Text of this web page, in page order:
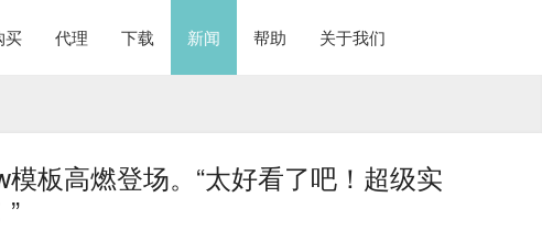
买 代理 下载 新闻 帮助 关于我们
板高燃登场。“太好看了吧！超级实
”